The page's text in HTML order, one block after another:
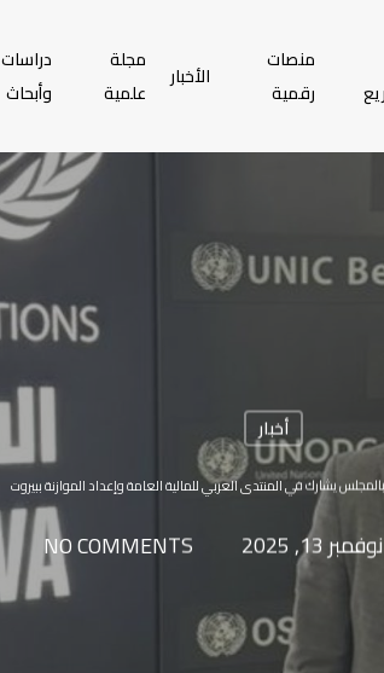
منصات
رقمية
الأخبار
مجلة
علمية
دراسات
وأبحاث
أخبار
يشارك في المنتدى العربي للمالية العامة وإعداد الموازنة ببيروت
نوفمبر 13, 2025 NO COMMENTS